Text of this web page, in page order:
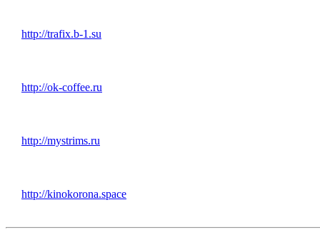
http://trafix.b-1.su
http://ok-coffee.ru
http://mystrims.ru
http://kinokorona.space